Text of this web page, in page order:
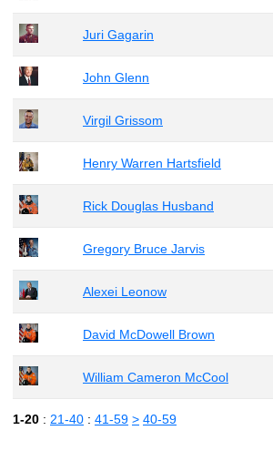
Juri Gagarin
John Glenn
Virgil Grissom
Henry Warren Hartsfield
Rick Douglas Husband
Gregory Bruce Jarvis
Alexei Leonow
David McDowell Brown
William Cameron McCool
1-20 : 21-40 : 41-59 > 40-59